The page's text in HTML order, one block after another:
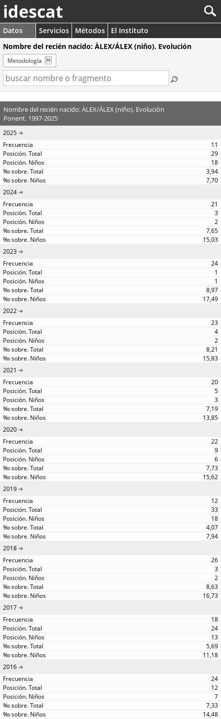
idescat
Datos Servicios Métodos
El Instituto
Nombre del recién nacido: ÀLEX/ÁLEX (niño). Evolución
Metodología
Nombre del recién nacido: ÀLEX/ÁLEX (niño). Evolución
Ponent. 1997-2025
2025
11
29
18
3,94
7,70
2024
21
3
2
7,65
15,03
2023
24
1
1
8,97
17,49
2022
23
4
2
8,21
15,83
2021
20
5
3
7,19
13,85
2020
22
9
6
7,73
15,62
2019
12
33
18
4,07
7,94
2018
26
3
2
8,63
16,73
2017
18
24
13
5,69
11,18
2016
24
12
7
7,33
14,48